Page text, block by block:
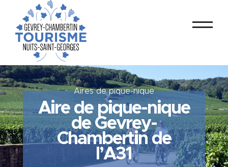
Aires de pique-nique
Aire de pique-nique
de Gevrey-
Chambertin de
l’A31